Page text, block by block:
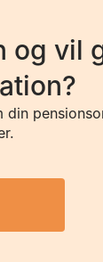
og vil